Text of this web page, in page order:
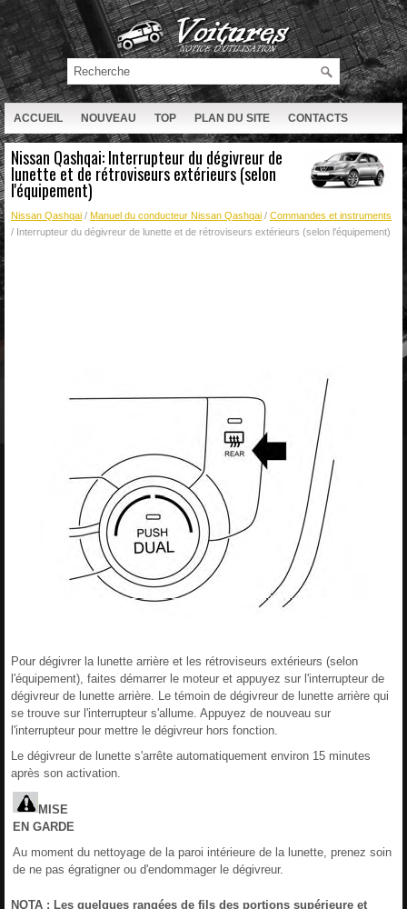
ACCUEIL NOUVEAU TOP PLAN DU SITE CONTACTS
RECHERCHE
Nissan Qashqai: Interrupteur du dégivreur de
lunette et de rétroviseurs extérieurs (selon
l'équipement)
Nissan Qashqai / Manuel du conducteur Nissan Qashqai / Commandes et instruments
/ Interrupteur du dégivreur de lunette et de rétroviseurs extérieurs (selon l'équipement)
Pour dégivrer la lunette arrière et les rétroviseurs extérieurs (selon
l'équipement), faites démarrer le moteur et appuyez sur l'interrupteur de
dégivreur de lunette arrière. Le témoin de dégivreur de lunette arrière qui
se trouve sur l'interrupteur s'allume. Appuyez de nouveau sur
l'interrupteur pour mettre le dégivreur hors fonction.
Le dégivreur de lunette s'arrête automatiquement environ 15 minutes
après son activation.
MISE
EN GARDE
Au moment du nettoyage de la paroi intérieure de la lunette, prenez soin
de ne pas égratigner ou d'endommager le dégivreur.
NOTA : Les quelques rangées de fils des portions supérieure et